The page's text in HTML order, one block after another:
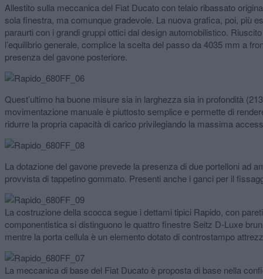
Allestito sulla meccanica del Fiat Ducato con telaio ribassato
sola finestra, ma comunque gradevole. La nuova grafica, poi, più
paraurti con i grandi gruppi ottici dal design automobilistico.
l’equilibrio generale, complice la scelta del passo da 4035 mm a
presenza del gavone posteriore.
Quest’ultimo ha buone misure sia in larghezza sia in profondità
movimentazione manuale è piuttosto semplice e permette di
ridurre la propria capacità di carico privilegiando la massima
La dotazione del gavone prevede la presenza di due portelloni ad
provvista di tappetino gommato. Presenti anche i ganci per il
La costruzione della scocca segue i dettami tipici Rapido, con
componentistica si distinguono le quattro finestre Seitz D-Luxe
mentre la porta cellula è un elemento dotato di controstampo
La meccanica di base del Fiat Ducato è proposta di base nella